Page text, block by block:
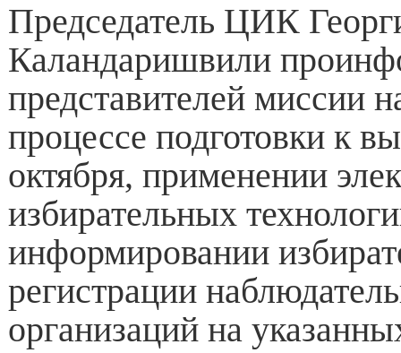
Председатель ЦИК
Каландаришвили
представителей миссии
процессе подготовки к
октября, применении
избирательных
информировании
регистрации
организаций на